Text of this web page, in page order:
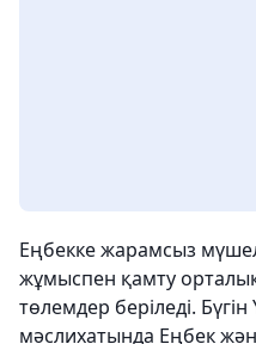
Еңбекке жарамсыз
жұмыспен қамту
төлемдер беріледі. Бүгін
мәслихатында Еңбек